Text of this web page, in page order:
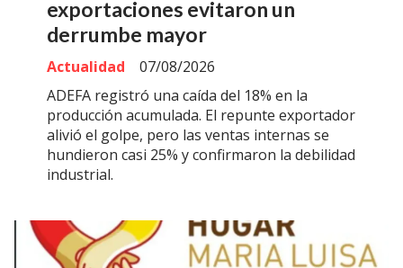
exportaciones evitaron un
derrumbe mayor
Actualidad
07/08/2026
ADEFA registró una caída del 18% en la
producción acumulada. El repunte exportador
alivió el golpe, pero las ventas internas se
hundieron casi 25% y confirmaron la debilidad
industrial.